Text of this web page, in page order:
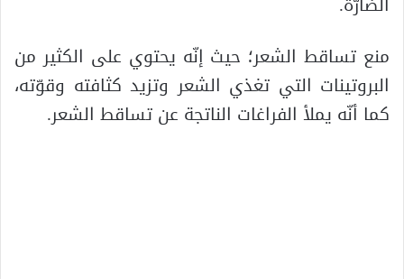
منع تساقط الشعر؛ حيث إنّه يحتوي على الكثير من
البروتينات التي تغذي الشعر وتزيد كثافته وقوّته،
كما أنّه يملأ الفراغات الناتجة عن تساقط الشعر.